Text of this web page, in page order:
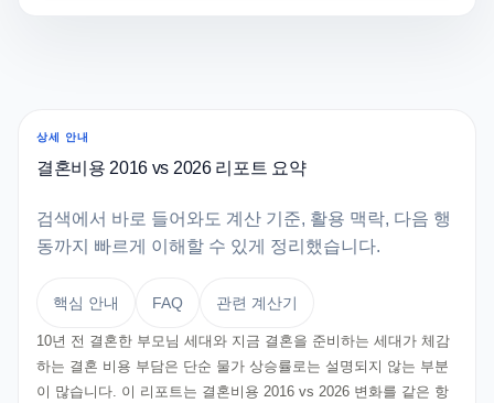
상세 안내
결혼비용 2016 vs 2026 리포트 요약
검색에서 바로 들어와도 계산 기준, 활용 맥락, 다음 행
동까지 빠르게 이해할 수 있게 정리했습니다.
핵심 안내 FAQ 관련 계산기
10년 전 결혼한 부모님 세대와 지금 결혼을 준비하는 세대가 체감
하는 결혼 비용 부담은 단순 물가 상승률로는 설명되지 않는 부분
이 많습니다. 이 리포트는 결혼비용 2016 vs 2026 변화를 같은 항